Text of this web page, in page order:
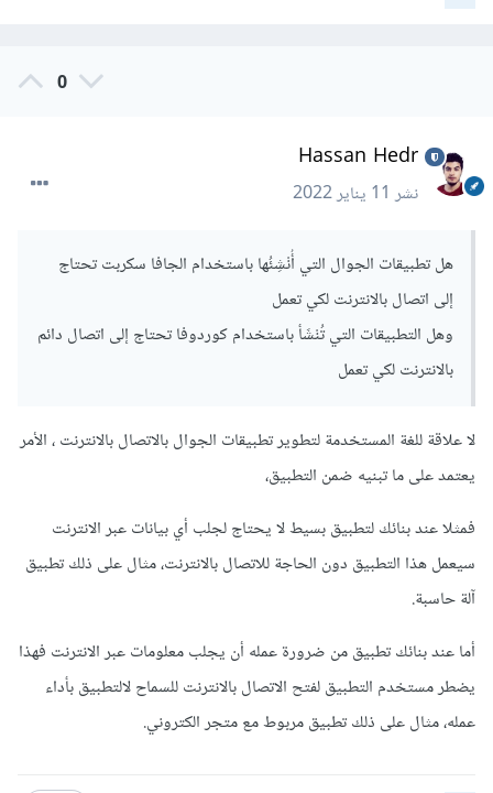
0
Hassan Hedr
نشر11 يناير 2022
هل تطبيقات الجوال التي أُنْشِئُها باستخدام الجافا سكربت تحتاج
إلى اتصال بالانترنت لكي تعمل
وهل التطبيقات التي تُنْشَأ باستخدام كوردوفا تحتاج إلى اتصال دائم
بالانترنت لكي تعمل
لا علاقة للغة المستخدمة لتطوير تطبيقات الجوال بالاتصال بالانترنت ، الأمر
يعتمد على ما تبنيه ضمن التطبيق،
فمثلا عند بنائك لتطبيق بسيط لا يحتاج لجلب أي بيانات عبر الانترنت
سيعمل هذا التطبيق دون الحاجة للاتصال بالانترنت، مثال على ذلك تطبيق
آلة حاسبة.
أما عند بنائك تطبيق من ضرورة عمله أن يجلب معلومات عبر الانترنت فهذا
يضطر مستخدم التطبيق لفتح الاتصال بالانترنت للسماح لالتطبيق بأداء
عمله، مثال على ذلك تطبيق مربوط مع متجر الكتروني.